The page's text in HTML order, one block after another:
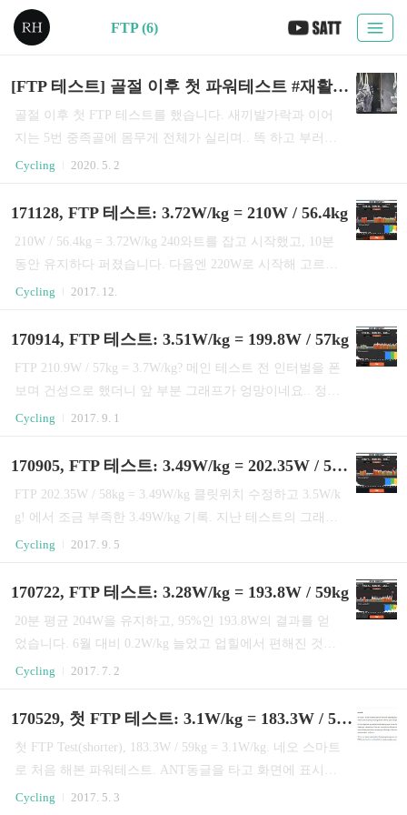
FTP (6)
[FTP 테스트] 골절 이후 첫 파워테스트 #재활로그
골절 이후 첫 FTP 테스트를 했습니다. 새끼발가락과 이어
지는 5번 중족골에 몸무게 전체가 실리며.. 똑 하고 부러져
핀을 박은 상태입니다. 목발을 짚으며 운동 안하고 먹기만
어.. 뛸 수 있을 때쯤.. 탁스 네오 2T - 스마트로라를 구입했
트를 했습니다. 첫번째는 20분 FTP 테스트. 2점대 후반을
예상했으나.. 결과는 택도 없는 145W / 61.1kg = 2.37W/kg..
간만에 들어간 고통의 테스트에 무너져 내렸습니다. http
을 직접 만들어 MAP 테스트를 해보려 했는데, 오호.. ..
Cycling 2020. 5. 2
171128, FTP 테스트: 3.72W/kg = 210W / 56.4kg
210W / 56.4kg = 3.72W/kg 240와트를 잡고 시작했고, 10분
동안 유지하다 퍼졌습니다. 다음엔 220W로 시작해 고르게
올라가는 그래프를 그려 봐야겠습니다. 여전히 어렵네요.
TP 테스트 도전. 즈위프트엔 20분짜리 밖에 없어 1시간 커
뒤 60분 FTP 측정을 하도록 했습니다. 즈위프트 워크아웃
- Browse by Tags 다른 사람이 만든 워크아웃을 땡겨올 수
도 있나봅니다. 타보니 20분 테스트 처럼, 화면에 평균파워
며 20분 파워의 0.9는 커녕 0.85도 나오지 않을 것을 느꼈습
니다...
Cycling 2017. 12.
170914, FTP 테스트: 3.51W/kg = 199.8W / 57kg
FTP 210.9W / 57kg = 3.7W/kg? 메인 테스트 전 인터벌을 폰
보며 건성으로 했더니 앞 부분 그래프가 엉망이네요.. 정확
한 평가를 위해 조심해야겠습니다. 1시간 FTP 테스트를 미
분 평균 파워에 0.95를 곱해 FTP를 추정하는데 0.95란 값이
아닌 동호인에겐 매우 당연히 그렇다고. 이번 20분 파워에
0.85를 곱하면 3.31W/kg, 0.8을 곱하면 3.11W/kg입니다. 1
시간 테스트 결과가 앞으로 어떤 값을 곱하면 좋을지, 제
는 0.9를 곱해 기록해 봅니다. FTP 199.8W / 57kg = 3.51W/
kg..
Cycling 2017. 9. 1
170905, FTP 테스트: 3.49W/kg = 202.35W / 58kg
FTP 202.35W / 58kg = 3.49W/kg 클릿위치 수정하고 3.5W/k
g! 에서 조금 부족한 3.49W/kg 기록. 지난 테스트의 그래프
와 다르게 초반에 밟다 서서히 지쳐가는 모습이고 중간중
22, FTP 테스트: 193.8W / 59kg = 3.28W/kg 게으른 시즌을
프트..
Cycling 2017. 9. 5
170722, FTP 테스트: 3.28W/kg = 193.8W / 59kg
20분 평균 204W을 유지하고, 95%인 193.8W의 결과를 얻
었습니다. 6월 대비 0.2W/kg 늘었고 업힐에서 편해진 것이
느껴집니다. 170529, 첫 FTP 테스트: 3.1W/kg = 183.3W / 5
지가 안 맞는 거 빼면.. 좋은 방향이라 생각합니다. 첫 테스
피팅이 잘 맞는 것 같아 기쁘네요. 다음 테스트에서 10와트
올려서 20분 210W 유지한다면 예상몸무게 58.5에 FTP 3.4
W/kg 진입하겠습니다. 210W x 0.95 / 58.5kg = 3.41W/kg 쉽
Cycling 2017. 7. 2
170529, 첫 FTP 테스트: 3.1W/kg = 183.3W / 59kg
첫 FTP Test(shorter), 183.3W / 59kg = 3.1W/kg. 네오 스마트
로 처음 해본 파워테스트. ANT동글을 타고 화면에 표시되
는 와트는 사람을 겸손하게 만들고 크리스 프룸의 W/kg는
Cycling 2017. 5. 3